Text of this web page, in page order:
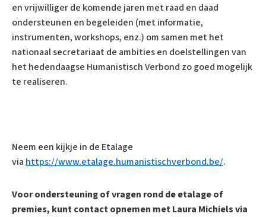
en vrijwilliger de komende jaren met raad en daad
ondersteunen en begeleiden (met informatie,
instrumenten, workshops, enz.) om samen met het
nationaal secretariaat de ambities en doelstellingen van
het hedendaagse Humanistisch Verbond zo goed mogelijk
te realiseren.
Neem een kijkje in de Etalage
via https://www.etalage.humanistischverbond.be/.
Voor ondersteuning of vragen rond de etalage of
premies, kunt contact opnemen met Laura Michiels via